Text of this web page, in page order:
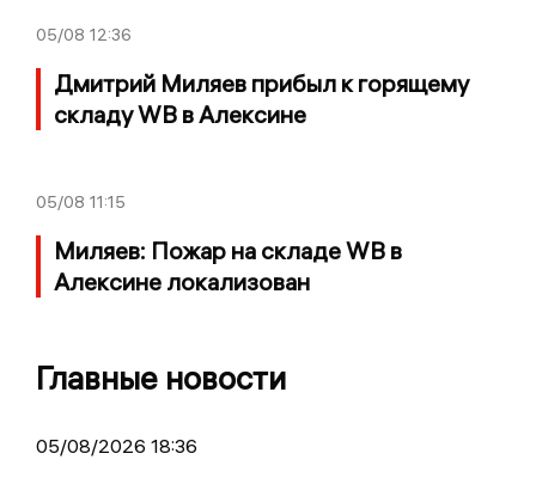
05/08 12:36
Дмитрий Миляев прибыл к горящему
складу WB в Алексине
05/08 11:15
Миляев: Пожар на складе WB в
Алексине локализован
Главные новости
05/08/2026 18:36